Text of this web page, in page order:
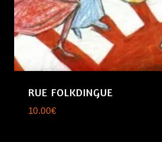
RUE FOLKDINGUE
10.00€